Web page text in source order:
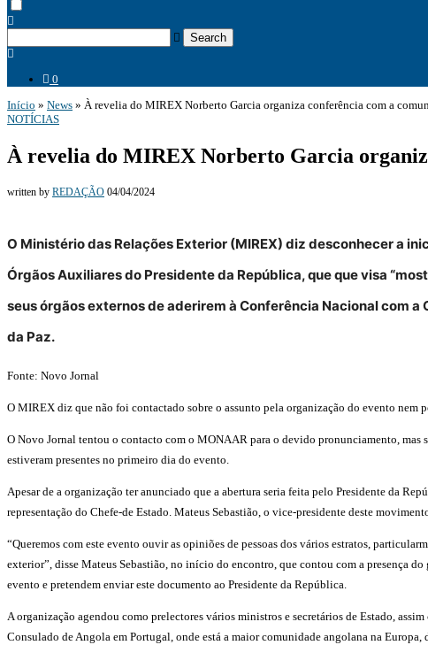
Search
0
Início » News » À revelia do MIREX Norberto Garcia organiza conferência com a
NOTÍCIAS
À revelia do MIREX Norberto Garcia
written by REDAÇÃO 04/04/2024
O Ministério das Relações Exterior (MIREX) diz desconhecer a
Órgãos Auxiliares do Presidente da República, que que visa
seus órgãos externos de aderirem à Conferência Nacional com a
da Paz.
Fonte: Novo Jornal
O MIREX diz que não foi contactado sobre o assunto pela organização do evento
O Novo Jornal tentou o contacto com o MONAAR para o devido pronunciamento, mas
estiveram presentes no primeiro dia do evento.
Apesar de a organização ter anunciado que a abertura seria feita pelo Presidente da
representação do Chefe-de Estado. Mateus Sebastião, o vice-presidente deste
“Queremos com este evento ouvir as opiniões de pessoas dos vários estratos,
exterior”, disse Mateus Sebastião, no início do encontro, que contou com a presença
evento e pretendem enviar este documento ao Presidente da República.
A organização agendou como prelectores vários ministros e secretários de Estado,
Consulado de Angola em Portugal, onde está a maior comunidade angolana na